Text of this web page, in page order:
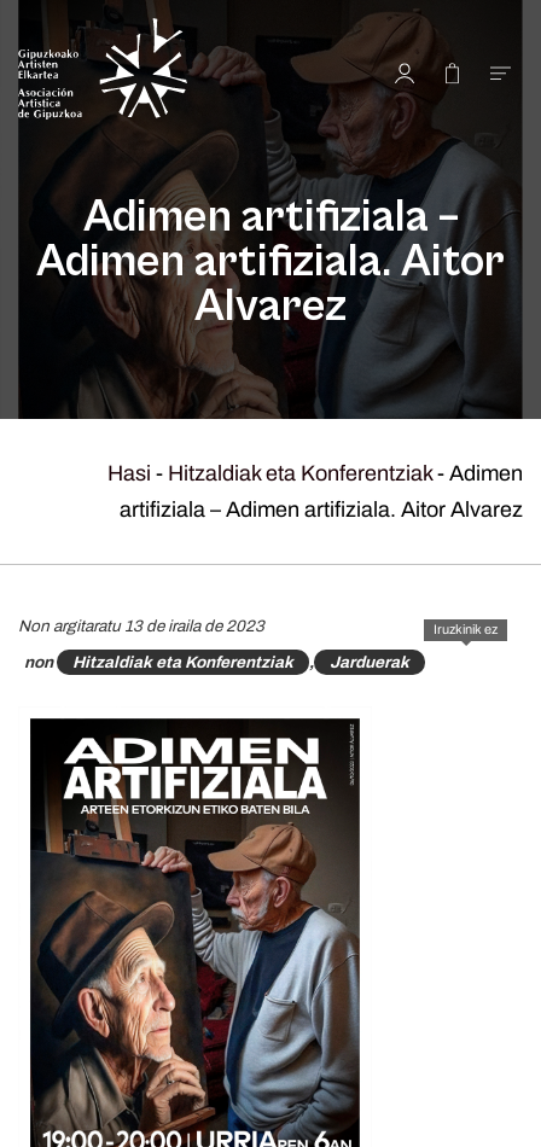
Adimen artifiziala –
Adimen artifiziala. Aitor
Alvarez
Hasi - Hitzaldiak eta Konferentziak- Adimen
artifiziala – Adimen artifiziala. Aitor Alvarez
Iruzkinik ez
Non argitaratu 13 de iraila de 2023
non
Hitzaldiak eta Konferentziak , Jarduerak